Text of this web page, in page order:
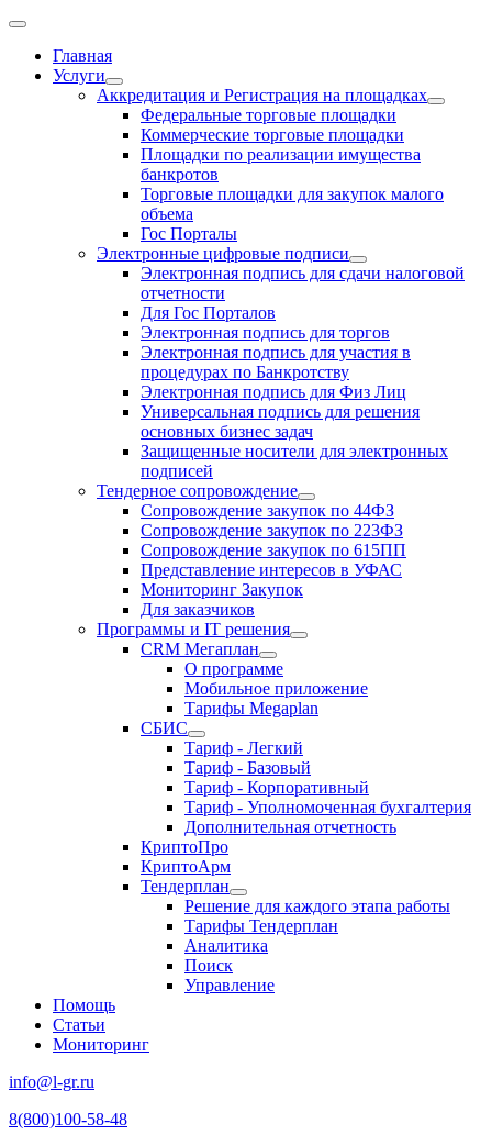
Главная
Услуги
Аккредитация и Регистрация на площадках
Федеральные торговые площадки
Коммерческие торговые площадки
Площадки по реализации имущества
банкротов
Торговые площадки для закупок малого
объема
Гос Порталы
Электронные цифровые подписи
Электронная подпись для сдачи налоговой
отчетности
Для Гос Порталов
Электронная подпись для торгов
Электронная подпись для участия в
процедурах по Банкротству
Электронная подпись для Физ Лиц
Универсальная подпись для решения
основных бизнес задач
Защищенные носители для электронных
подписей
Тендерное сопровождение
Сопровождение закупок по 44ФЗ
Сопровождение закупок по 223ФЗ
Сопровождение закупок по 615ПП
Представление интересов в УФАС
Мониторинг Закупок
Для заказчиков
Программы и IT решения
CRM Мегаплан
О программе
Мобильное приложение
Тарифы Megaplan
СБИС
Тариф - Легкий
Тариф - Базовый
Тариф - Корпоративный
Тариф - Уполномоченная бухгалтерия
Дополнительная отчетность
КриптоПро
КриптоАрм
Тендерплан
Решение для каждого этапа работы
Тарифы Тендерплан
Аналитика
Поиск
Управление
Помощь
Статьи
Мониторинг
info@l-gr.ru
8(800)100-58-48